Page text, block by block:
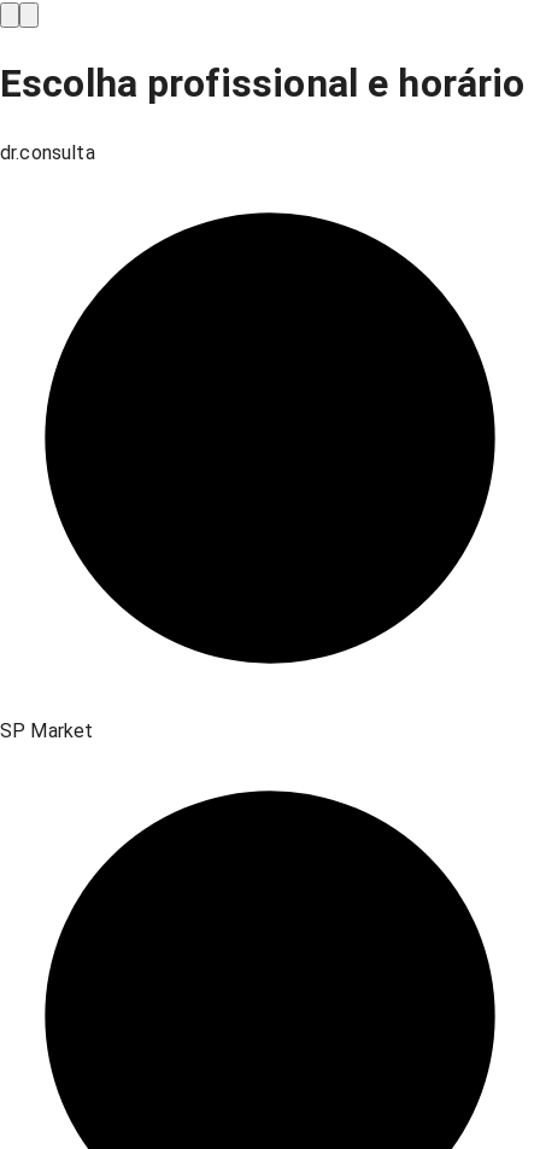
Escolha profissional e horário
dr.consulta
SP Market